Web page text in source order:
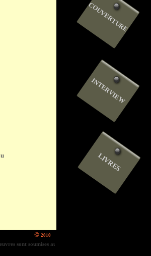
© 2010
COUVERTURE
INTERVIEW
LIVRES
sont soumises aux droits d'auteur. Sans autorisation